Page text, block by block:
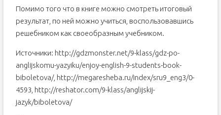
Помимо того что в книге можно смотреть итоговый
результат, по ней можно учиться, воспользовавшись
решебником как своеобразным учебником.
Источники: http://gdzmonster.net/9-klass/gdz-po-
anglijskomu-yazyiku/enjoy-english-9-students-book-
biboletova/, http://megaresheba.ru/index/sru9_eng3/0-
4593, http://reshator.com/9-klass/anglijskij-
jazyk/biboletova/